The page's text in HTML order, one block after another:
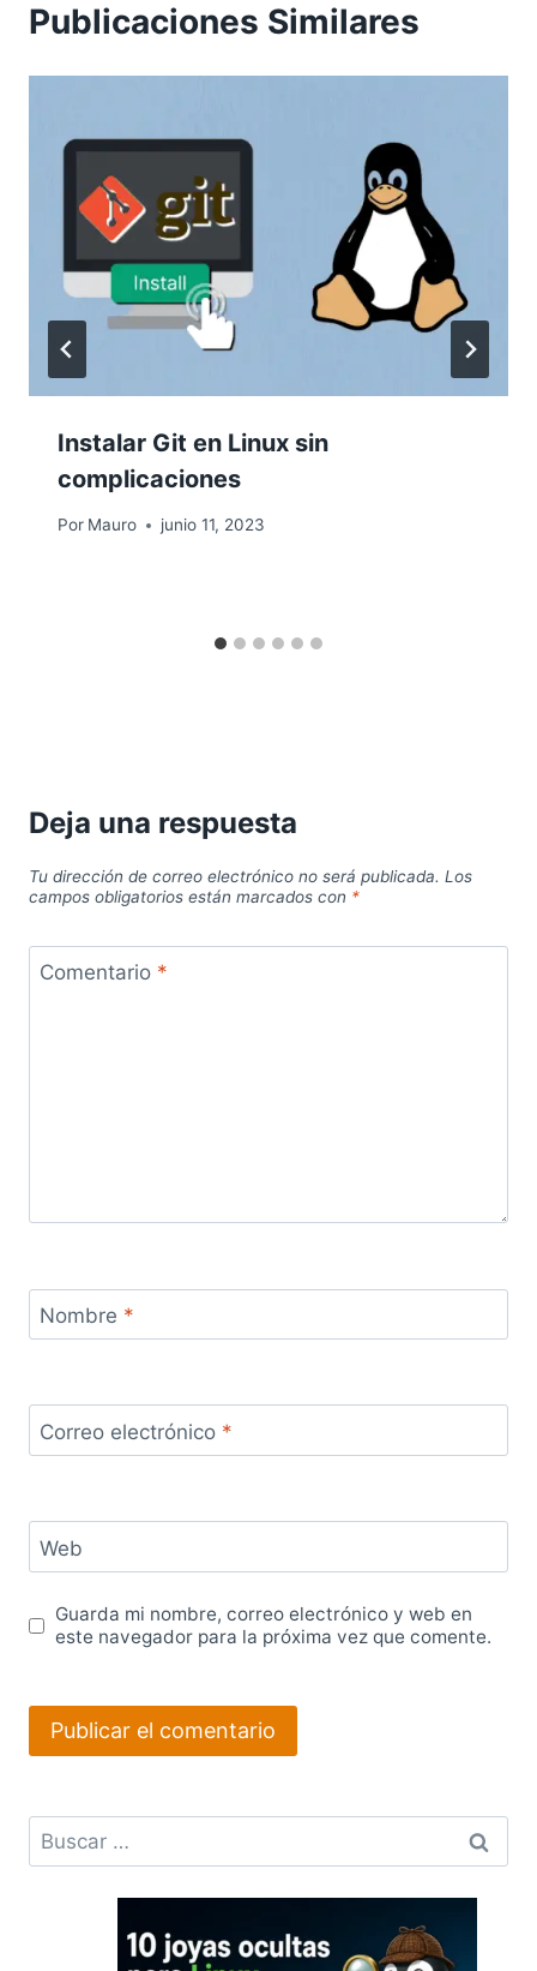
Publicaciones Similares
Instalar Git en Linux sin
complicaciones
Por Mauro junio 11, 2023
Deja una respuesta
Tu dirección de correo electrónico no será publicada. Los
campos obligatorios están marcados con *
Comentario *
Nombre *
Correo electrónico *
Web
Guarda mi nombre, correo electrónico y web en
este navegador para la próxima vez que comente.
Buscar: